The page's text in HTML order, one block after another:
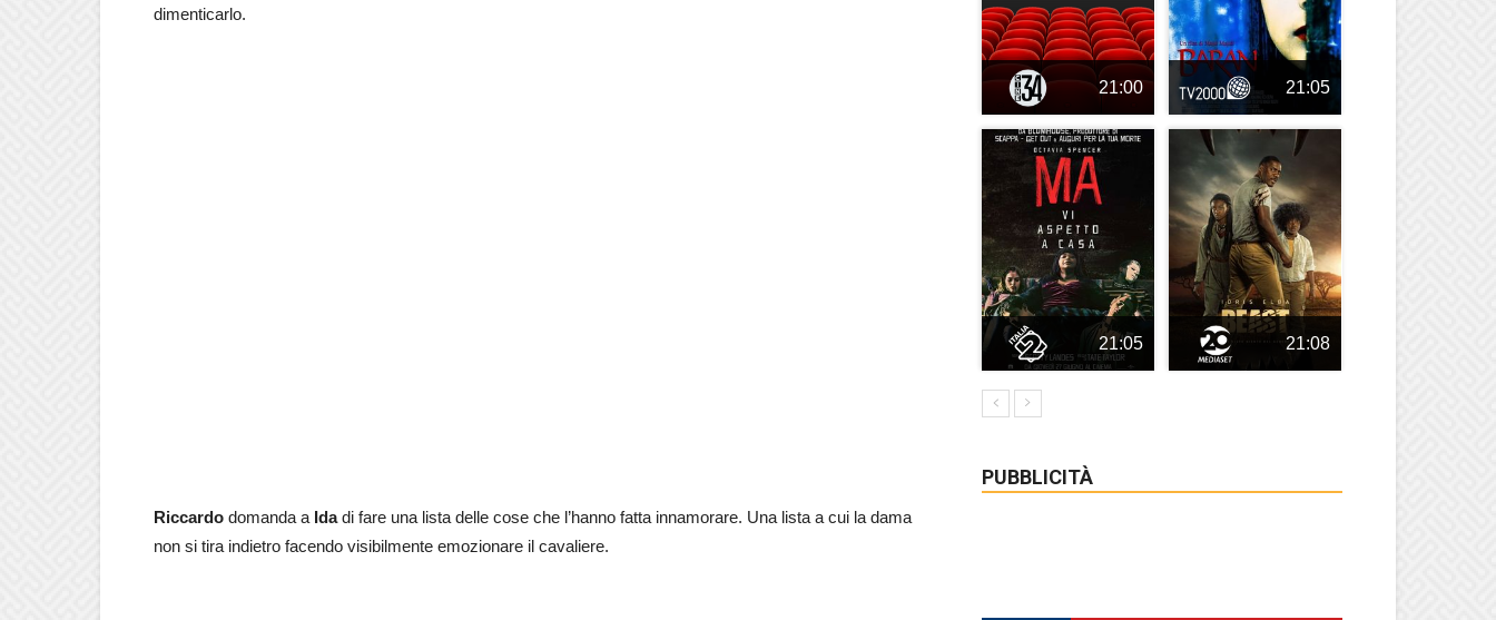
dimenticarlo.
Riccardo domanda a Idadi fare una lista delle cose che l’hanno fatta innamorare. Una lista a cui la dama
non si tira indietro facendo visibilmente emozionare il cavaliere.
21:00 21:05
21:05 21:08
PUBBLICITÀ